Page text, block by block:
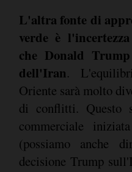
L'altra fonte di
verde è
che Donald
dell'Iran.
Oriente sarà molto
di conflitti. Questo
commerciale
(possiamo anche
decisione Trump